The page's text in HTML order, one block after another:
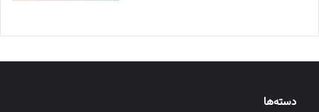
دسته‌ها